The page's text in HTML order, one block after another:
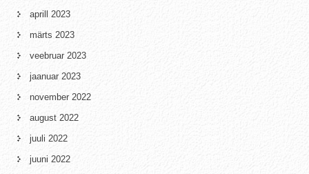
aprill 2023
märts 2023
veebruar 2023
jaanuar 2023
november 2022
august 2022
juuli 2022
juuni 2022